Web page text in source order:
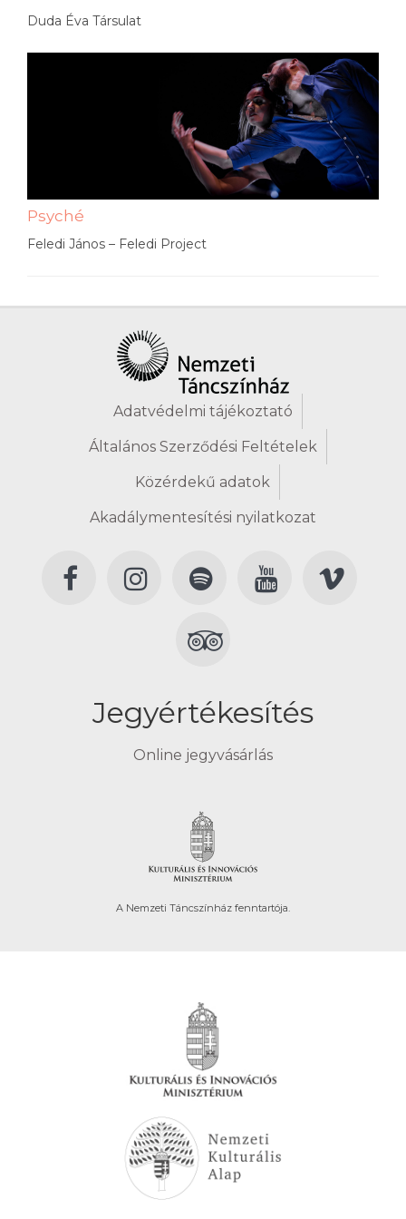
Duda Éva Társulat
Psyché
Feledi János – Feledi Project
Adatvédelmi tájékoztató
Általános Szerződési Feltételek
Közérdekű adatok
Akadálymentesítési nyilatkozat
Jegyértékesítés
Online jegyvásárlás
A Nemzeti Táncszínház fenntartója.